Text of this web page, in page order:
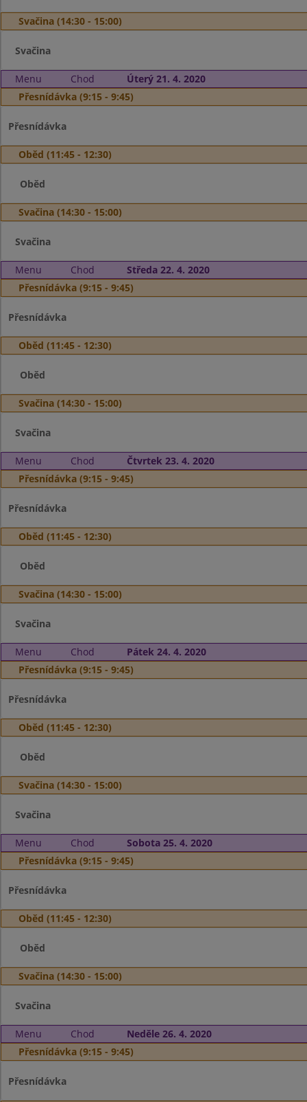
Svačina (14:30 - 15:00)
Svačina
Menu Chod
Úterý 21. 4. 2020
Přesnídávka (9:15 - 9:45)
Přesnídávka
Oběd (11:45 - 12:30)
Oběd
Svačina (14:30 - 15:00)
Svačina
Menu Chod
Středa 22. 4. 2020
Přesnídávka (9:15 - 9:45)
Přesnídávka
Oběd (11:45 - 12:30)
Oběd
Svačina (14:30 - 15:00)
Svačina
Menu Chod
Čtvrtek 23. 4. 2020
Přesnídávka (9:15 - 9:45)
Přesnídávka
Oběd (11:45 - 12:30)
Oběd
Svačina (14:30 - 15:00)
Svačina
Menu Chod
Pátek 24. 4. 2020
Přesnídávka (9:15 - 9:45)
Přesnídávka
Oběd (11:45 - 12:30)
Oběd
Svačina (14:30 - 15:00)
Svačina
Menu Chod
Sobota 25. 4. 2020
Přesnídávka (9:15 - 9:45)
Přesnídávka
Oběd (11:45 - 12:30)
Oběd
Svačina (14:30 - 15:00)
Svačina
Menu Chod
Neděle 26. 4. 2020
Přesnídávka (9:15 - 9:45)
Přesnídávka